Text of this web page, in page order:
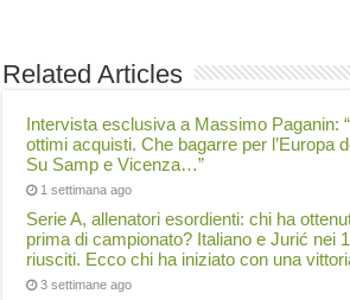
Related Articles
Intervista esclusiva a Massimo Paganin:
ottimi acquisti. Che bagarre per l’Europa
Su Samp e Vicenza…”
1 settimana ago
Serie A, allenatori esordienti: chi ha
prima di campionato? Italiano e Jurić nei
riusciti. Ecco chi ha iniziato con una
3 settimane ago